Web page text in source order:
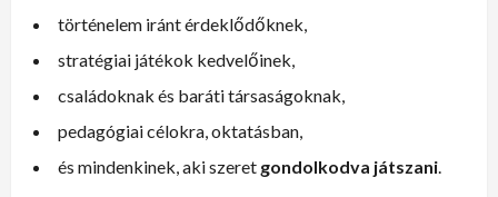
történelem iránt érdeklődőknek,
stratégiai játékok kedvelőinek,
családoknak és baráti társaságoknak,
pedagógiai célokra, oktatásban,
és mindenkinek, aki szeret gondolkodva játszani